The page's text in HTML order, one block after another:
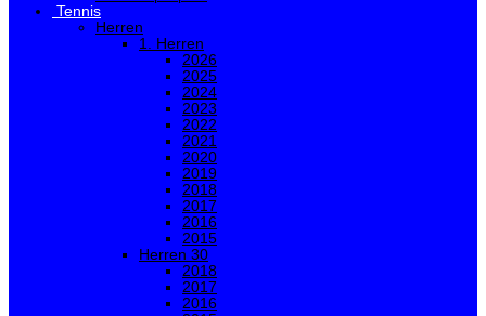
Tennis
Herren
1. Herren
2026
2025
2024
2023
2022
2021
2020
2019
2018
2017
2016
2015
Herren 30
2018
2017
2016